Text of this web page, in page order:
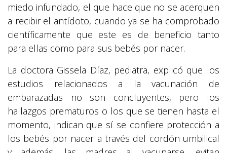
miedo infundado, el que hace que no se acerquen
a recibir el antídoto, cuando ya se ha comprobado
científicamente que este es de beneficio tanto
para ellas como para sus bebés por nacer.
La doctora Gissela Díaz, pediatra, explicó que los
estudios relacionados a la vacunación de
embarazadas no son concluyentes, pero los
hallazgos prematuros o los que se tienen hasta el
momento, indican que sí se confiere protección a
los bebés por nacer a través del cordón umbilical